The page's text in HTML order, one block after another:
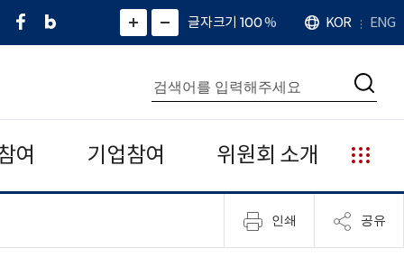
페
네
그
)
화
면
면
소
확
대
치
글자크기 100%
언
어
KOR ENG
통
합
검
색
검
여 기업참여 위원회 소개
누
리
집
안
인쇄 공유